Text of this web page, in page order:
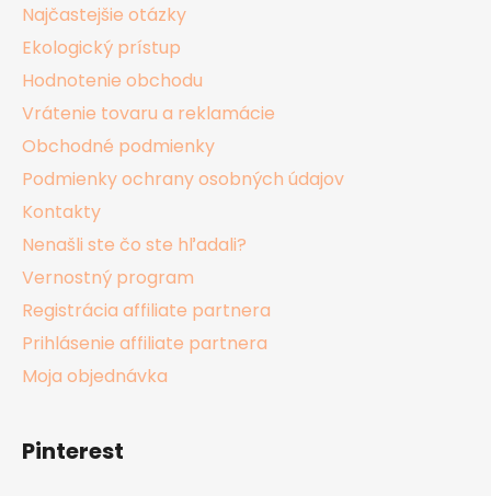
Najčastejšie otázky
Ekologický prístup
Hodnotenie obchodu
Vrátenie tovaru a reklamácie
Obchodné podmienky
Podmienky ochrany osobných údajov
Kontakty
Nenašli ste čo ste hľadali?
Vernostný program
Registrácia affiliate partnera
Prihlásenie affiliate partnera
Moja objednávka
Pinterest